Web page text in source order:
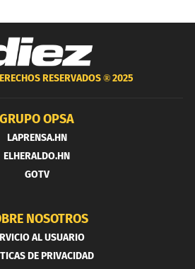
RESERVADOS ®2025
GRUPO OPSA
LAPRENSA.HN
ELHERALDO.HN
GOTV
NOSOTROS
AL USUARIO
DE PRIVACIDAD